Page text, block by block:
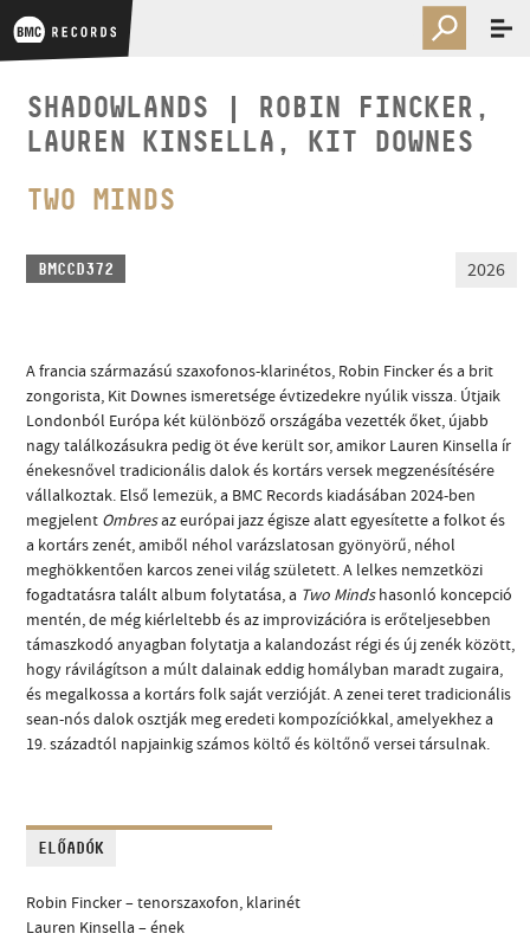
SHADOWLANDS | ROBIN FINCKER,
LAUREN KINSELLA, KIT DOWNES
TWO MINDS
BMCCD372 2026
A francia származású szaxofonos-klarinétos, Robin Fincker és a brit
zongorista, Kit Downes ismeretsége évtizedekre nyúlik vissza. Útjaik
Londonból Európa két különböző országába vezették őket, újabb
nagy találkozásukra pedig öt éve került sor, amikor Lauren Kinsella ír
énekesnővel tradicionális dalok és kortárs versek megzenésítésére
vállalkoztak. Első lemezük, a BMC Records kiadásában 2024-ben
megjelent Ombresaz európai jazz égisze alatt egyesítette a folkot és
a kortárs zenét, amiből néhol varázslatosan gyönyörű, néhol
meghökkentően karcos zenei világ született. A lelkes nemzetközi
fogadtatásra talált album folytatása, a Two Mindshasonló koncepció
mentén, de még kiérleltebb és az improvizációra is erőteljesebben
támaszkodó anyagban folytatja a kalandozást régi és új zenék között,
hogy rávilágítson a múlt dalainak eddig homályban maradt zugaira,
és megalkossa a kortárs folk saját verzióját. A zenei teret tradicionális
sean-nós dalok osztják meg eredeti kompozíciókkal, amelyekhez a
19. századtól napjainkig számos költő és költőnő versei társulnak.
ELŐADÓK
Robin Fincker – tenorszaxofon, klarinét
Lauren Kinsella – ének